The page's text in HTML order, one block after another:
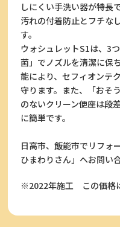
しにくい手洗い器が特長
汚れの付着防止とフチな
す。
ウォシュレットS1は、3
菌」でノズルを清潔に保
能により、セフィオンテ
守ります。また、「おそ
のないクリーン便座は段
に簡単です。
日高市、飯能市でリフォ
ひまわりさん」へお問い
※2022年施工 この価格